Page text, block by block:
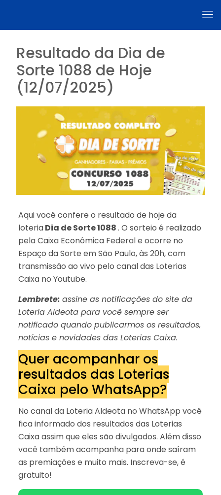
Resultado da Dia de
Sorte 1088 de Hoje
(12/07/2025)
Aqui você confere o resultado de hoje da
loteriaDia de Sorte 1088. O sorteio é realizado
pela Caixa Econômica Federal e ocorre no
Espaço da Sorte em São Paulo, às 20h, com
transmissão ao vivo pelo canal das Loterias
Caixa no Youtube.
Lembrete: assine as notificações do site da
Loteria Aldeota para você sempre ser
notificado quando publicarmos os resultados,
notícias e novidades das Loterias Caixa.
Quer acompanhar os
resultados das Loterias
Caixa pelo WhatsApp?
No canal da Loteria Aldeota no WhatsApp você
fica informado dos resultados das Loterias
Caixa assim que eles são divulgados. Além disso
você também acompanha para onde saíram
as premiações e muito mais. Inscreva-se, é
gratuito!